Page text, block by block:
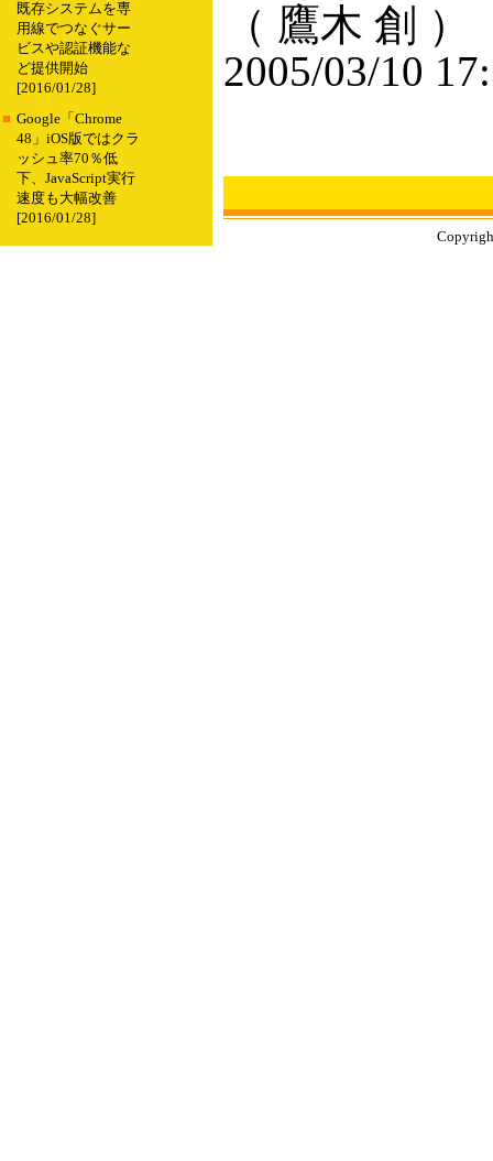
既存システムを専
用線でつなぐサー
ビスや認証機能な
ど提供開始
[2016/01/28]
■ Google「Chrome
48」iOS版ではクラ
ッシュ率70％低
下、JavaScript実行
速度も大幅改善
[2016/01/28]
（ 鷹木 創 ）
2005/03/10